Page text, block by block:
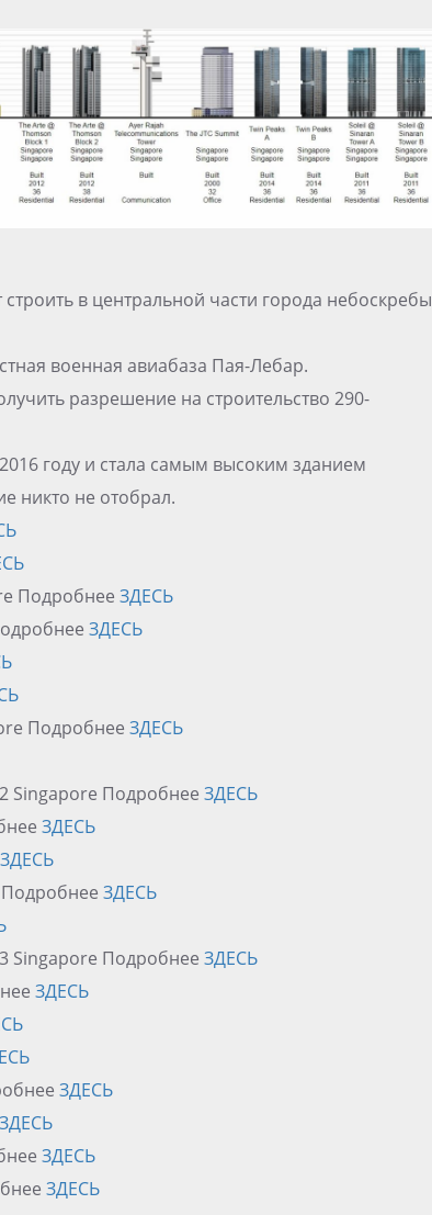
в центральной части города небоскребы
военная авиабаза Пая-Лебар.
разрешение на строительство 290-
году и стала самым высоким зданием
никто не отобрал.
Подробнее ЗДЕСЬ
ЗДЕСЬ
Подробнее ЗДЕСЬ
Singapore Подробнее ЗДЕСЬ
ЗДЕСЬ
ЗДЕСЬ
ЗДЕСЬ
Singapore Подробнее ЗДЕСЬ
ЗДЕСЬ
ЗДЕСЬ
ЗДЕСЬ
ЗДЕСЬ
ЗДЕСЬ